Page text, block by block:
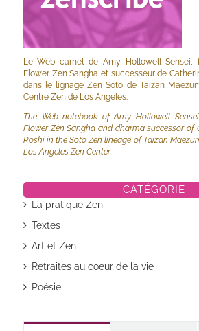
Le Web carnet de Amy Hollowell Sensei,
Flower Zen Sangha et successeur de
dans le lignage Zen Soto de Taizan
Centre Zen de Los Angeles.
The Web notebook of Amy Hollowell
Flower Zen Sangha and dharma successor of
Roshi in the Soto Zen lineage of Taizan
Los Angeles Zen Center.
CATÉGORIE
La pratique Zen
Textes
Art et Zen
Retraites au coeur de la vie
Poésie